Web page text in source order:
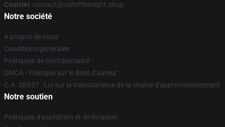
Courriel : contact@callofthenight.shop
Notre société
À propos de nous
Conditions générales
Politiques de confidentialité
DMCA - Politique sur le droit d'auteur
C.A. SB657 : Loi sur la transparence de la chaîne d'approvisionnement
Notre soutien
Politiques d'expédition et de livraison